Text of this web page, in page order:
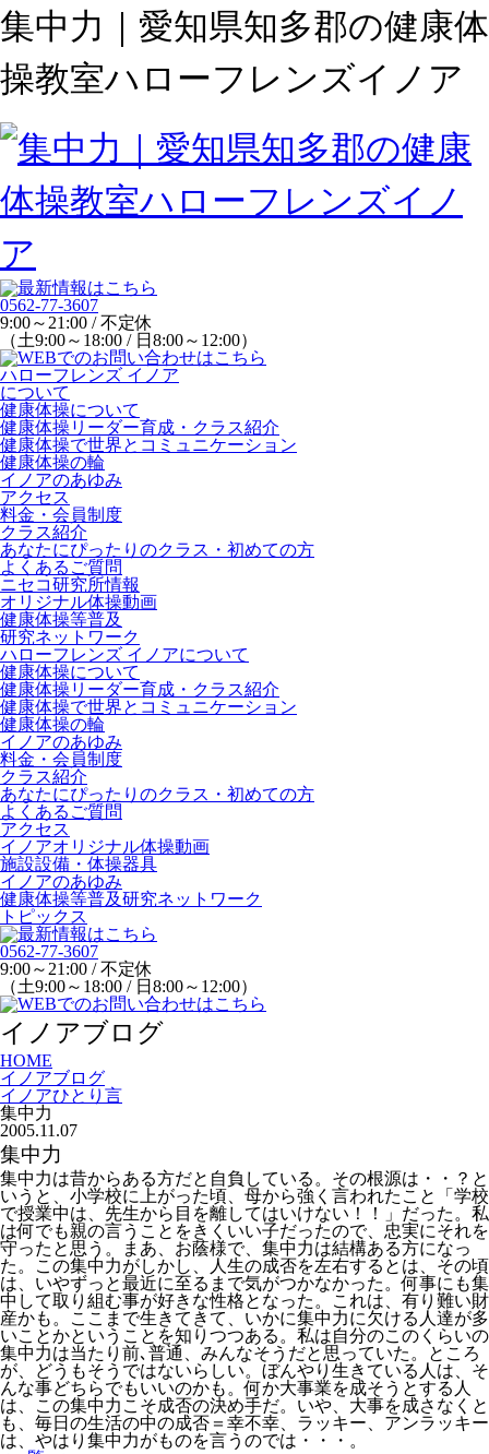
集中力｜愛知県知多郡の健康体
操教室ハローフレンズイノア
0562-77-3607
9:00～21:00 / 不定休
（土9:00～18:00 / 日8:00～12:00）
ハローフレンズ イノア
について
健康体操について
健康体操リーダー育成・クラス紹介
健康体操で世界とコミュニケーション
健康体操の輪
イノアのあゆみ
アクセス
料金・会員制度
クラス紹介
あなたにぴったりのクラス・初めての方
よくあるご質問
ニセコ研究所情報
オリジナル体操動画
健康体操等普及
研究ネットワーク
ハローフレンズ イノアについて
健康体操について
健康体操リーダー育成・クラス紹介
健康体操で世界とコミュニケーション
健康体操の輪
イノアのあゆみ
料金・会員制度
クラス紹介
あなたにぴったりのクラス・初めての方
よくあるご質問
アクセス
イノアオリジナル体操動画
施設設備・体操器具
イノアのあゆみ
健康体操等普及研究ネットワーク
トピックス
0562-77-3607
9:00～21:00 / 不定休
（土9:00～18:00 / 日8:00～12:00）
イノアブログ
HOME
イノアブログ
イノアひとり言
集中力
2005.11.07
集中力
集中力は昔からある方だと自負している。その根源は・・？と
いうと、小学校に上がった頃、母から強く言われたこと「学校
で授業中は、先生から目を離してはいけない！！」だった。私
は何でも親の言うことをきくいい子だったので、忠実にそれを
守ったと思う。まあ、お蔭様で、集中力は結構ある方になっ
た。この集中力がしかし、人生の成否を左右するとは、その頃
は、いやずっと最近に至るまで気がつかなかった。何事にも集
中して取り組む事が好きな性格となった。これは、有り難い財
産かも。ここまで生きてきて、いかに集中力に欠ける人達が多
いことかということを知りつつある。私は自分のこのくらいの
集中力は当たり前､普通、みんなそうだと思っていた。ところ
が、どうもそうではないらしい。ぼんやり生きている人は、そ
んな事どちらでもいいのかも。何か大事業を成そうとする人
は、この集中力こそ成否の決め手だ。いや、大事を成さなくと
も、毎日の生活の中の成否＝幸不幸、ラッキー、アンラッキー
は、やはり集中力がものを言うのでは・・・。